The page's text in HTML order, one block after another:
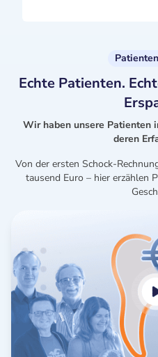
Echte Patienten.
Wir haben unsere Patienten
deren
Von der ersten Schock-
tausend Euro – hier erzählen